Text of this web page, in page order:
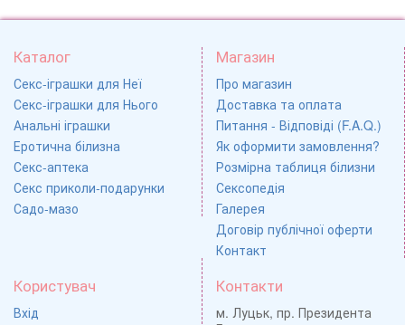
Каталог
Секс-іграшки для Неї
Секс-іграшки для Нього
Анальні іграшки
Еротична білизна
Секс-аптека
Секс приколи-подарунки
Садо-мазо
Магазин
Про магазин
Доставка та оплата
Питання - Відповіді (F.A.Q.)
Як оформити замовлення?
Розмірна таблиця білизни
Сексопедія
Галерея
Договір публічної оферти
Контакт
Користувач
Вхід
Контакти
м. Луцьк, пр. Президента